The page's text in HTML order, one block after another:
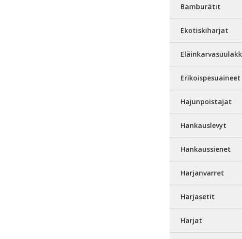
Bamburätit
Ekotiskiharjat
Erikoispesuaineet
Hajunpoistajat
Hankauslevyt
Hankaussienet
Harjanvarret
Harjasetit
Harjat